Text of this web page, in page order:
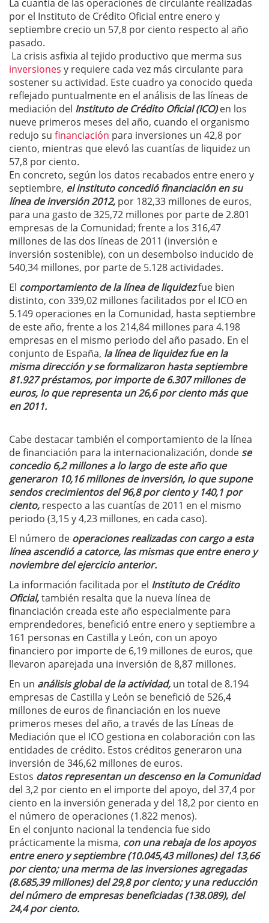
La cuantía de las operaciones de circulante realizadas
por el Instituto de Crédito Oficial entre enero y
septiembre crecio un 57,8 por ciento respecto al año
pasado.
La crisis asfixia al tejido productivo que merma sus
inversiones y requiere cada vez más circulante para
sostener su actividad. Este cuadro ya conocido queda
reflejado puntualmente en el análisis de las líneas de
mediación del Instituto de Crédito Oficial (ICO)en los
nueve primeros meses del año, cuando el organismo
redujo su financiación para inversiones un 42,8 por
ciento, mientras que elevó las cuantías de liquidez un
57,8 por ciento.
En concreto, según los datos recabados entre enero y
septiembre, el instituto concedió financiación en su
línea de inversión 2012, por 182,33 millones de euros,
para una gasto de 325,72 millones por parte de 2.801
empresas de la Comunidad; frente a los 316,47
millones de las dos líneas de 2011 (inversión e
inversión sostenible), con un desembolso inducido de
540,34 millones, por parte de 5.128 actividades.
El comportamiento de la línea de liquidezfue bien
distinto, con 339,02 millones facilitados por el ICO en
5.149 operaciones en la Comunidad, hasta septiembre
de este año, frente a los 214,84 millones para 4.198
empresas en el mismo periodo del año pasado. En el
conjunto de España, la línea de liquidez fue en la
misma dirección y se formalizaron hasta septiembre
81.927 préstamos, por importe de 6.307 millones de
euros, lo que representa un 26,6 por ciento más que
en 2011.
Cabe destacar también el comportamiento de la línea
de financiación para la internacionalización, donde se
concedio 6,2 millones a lo largo de este año que
generaron 10,16 millones de inversión, lo que supone
sendos crecimientos del 96,8 por ciento y 140,1 por
ciento, respecto a las cuantías de 2011 en el mismo
periodo (3,15 y 4,23 millones, en cada caso).
El número de operaciones realizadas con cargo a esta
línea ascendió a catorce, las mismas que entre enero y
noviembre del ejercicio anterior.
La información facilitada por el Instituto de Crédito
Oficial,también resalta que la nueva línea de
financiación creada este año especialmente para
emprendedores, benefició entre enero y septiembre a
161 personas en Castilla y León, con un apoyo
financiero por importe de 6,19 millones de euros, que
llevaron aparejada una inversión de 8,87 millones.
En un análisis global de la actividad, un total de 8.194
empresas de Castilla y León se benefició de 526,4
millones de euros de financiación en los nueve
primeros meses del año, a través de las Líneas de
Mediación que el ICO gestiona en colaboración con las
entidades de crédito. Estos créditos generaron una
inversión de 346,62 millones de euros.
Estos datos representan un descenso en la Comunidad
del 3,2 por ciento en el importe del apoyo, del 37,4 por
ciento en la inversión generada y del 18,2 por ciento en
el número de operaciones (1.822 menos).
En el conjunto nacional la tendencia fue sido
prácticamente la misma, con una rebaja de los apoyos
entre enero y septiembre (10.045,43 millones) del 13,66
por ciento; una merma de las inversiones agregadas
(8.685,39 millones) del 29,8 por ciento; y una reducción
del número de empresas beneficiadas (138.089), del
24,4 por ciento.